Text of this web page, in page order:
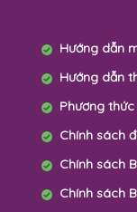
Hướng dẫn
Hướng dẫn
Phương
Chính sách
Chính sách
Chính sách